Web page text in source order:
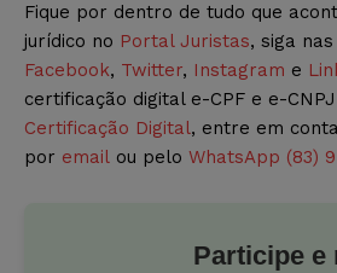
Fique por dentro de tudo que
jurídico no Portal Juristas, siga
Facebook, Twitter, Instagram e
certificação digital e-CPF e e-
Certificação Digital, entre em
por email ou pelo WhatsApp (83)
Participe e